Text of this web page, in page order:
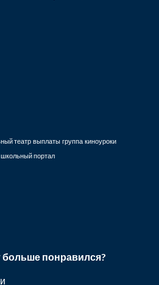
театр выплаты группа киноуроки
школьный портал
больше понравился?